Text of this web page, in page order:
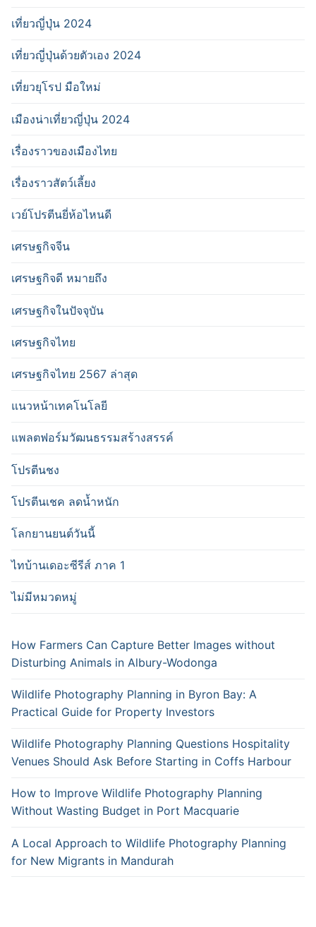
เที่ยวญี่ปุ่น 2024
เที่ยวญี่ปุ่นด้วยตัวเอง 2024
เที่ยวยุโรป มือใหม่
เมืองน่าเที่ยวญี่ปุ่น 2024
เรื่องราวของเมืองไทย
เรื่องราวสัตว์เลี้ยง
เวย์โปรตีนยี่ห้อไหนดี
เศรษฐกิจจีน
เศรษฐกิจดี หมายถึง
เศรษฐกิจในปัจจุบัน
เศรษฐกิจไทย
เศรษฐกิจไทย 2567 ล่าสุด
แนวหน้าเทคโนโลยี
แพลตฟอร์มวัฒนธรรมสร้างสรรค์
โปรตีนชง
โปรตีนเชค ลดน้ำหนัก
โลกยานยนต์วันนี้
ไทบ้านเดอะซีรีส์ ภาค 1
ไม่มีหมวดหมู่
How Farmers Can Capture Better Images without
Disturbing Animals in Albury-Wodonga
Wildlife Photography Planning in Byron Bay: A
Practical Guide for Property Investors
Wildlife Photography Planning Questions Hospitality
Venues Should Ask Before Starting in Coffs Harbour
How to Improve Wildlife Photography Planning
Without Wasting Budget in Port Macquarie
A Local Approach to Wildlife Photography Planning
for New Migrants in Mandurah